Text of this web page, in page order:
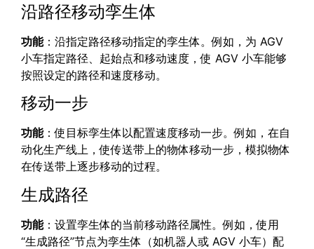
沿路径移动孪生体
功能：沿指定路径移动指定的孪生体。例如，为 AGV
小车指定路径、起始点和移动速度，使 AGV 小车能够
按照设定的路径和速度移动。
移动一步
功能：使目标孪生体以配置速度移动一步。例如，在自
动化生产线上，使传送带上的物体移动一步，模拟物体
在传送带上逐步移动的过程。
生成路径
功能：设置孪生体的当前移动路径属性。例如，使用
“生成路径”节点为孪生体（如机器人或 AGV 小车）配